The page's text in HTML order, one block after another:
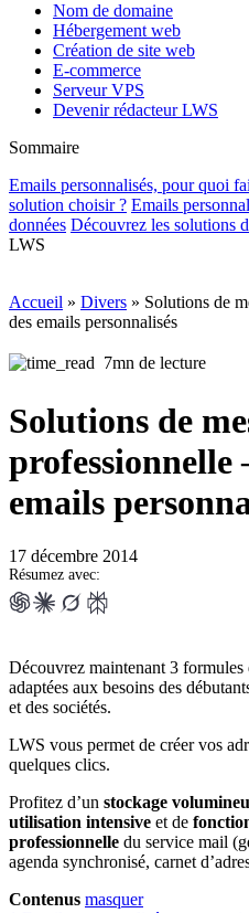
Nom de domaine
Hébergement web
Création de site web
E-commerce
Serveur VPS
Devenir rédacteur LWS
Sommaire
Emails personnalisés, pour quoi
solution choisir ? Emails
données Découvrez les solutions
LWS
Accueil » Divers » Solutions de
des emails personnalisés
7mn de lecture
Solutions de
professionnelle
emails
17 décembre 2014
Résumez avec:
Découvrez maintenant 3 formules
adaptées aux besoins des
et des sociétés.
LWS vous permet de créer vos
quelques clics.
Profitez d’un stockage
utilisation intensive et de
professionnelle du service mail
agenda synchronisé, carnet
Contenus masquer